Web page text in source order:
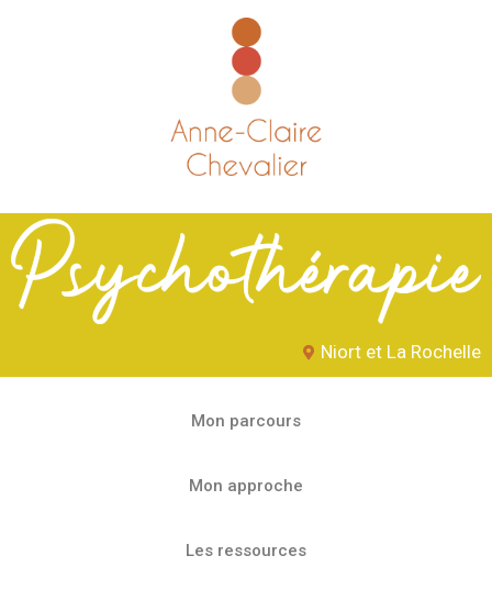
Niort et La Rochelle
Mon parcours
Mon approche
Les ressources